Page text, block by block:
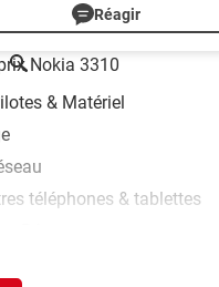
Réagir
Nokia 3310
& Matériel
téléphones & tablettes